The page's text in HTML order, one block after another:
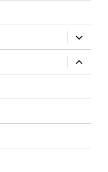
Utvid
Utvid